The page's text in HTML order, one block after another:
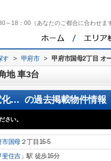
～18：00（あなたのご都合に合わせま
す > 甲府市 > 甲府市国母2丁目 オ
地 車3台
甲府市国母2丁目 オール電化新築戸建 三方角地 車3台 の過去掲載物件情報
さい。
市国母２丁目16-5
斐住吉」駅 徒歩16分